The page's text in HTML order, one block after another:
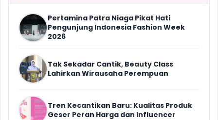
Pertamina Patra Niaga Pikat Hati
Pengunjung Indonesia Fashion Week
2026
Tak Sekadar Cantik, Beauty Class
Lahirkan Wirausaha Perempuan
Tren Kecantikan Baru: Kualitas Produk
Geser Peran Harga dan Influencer